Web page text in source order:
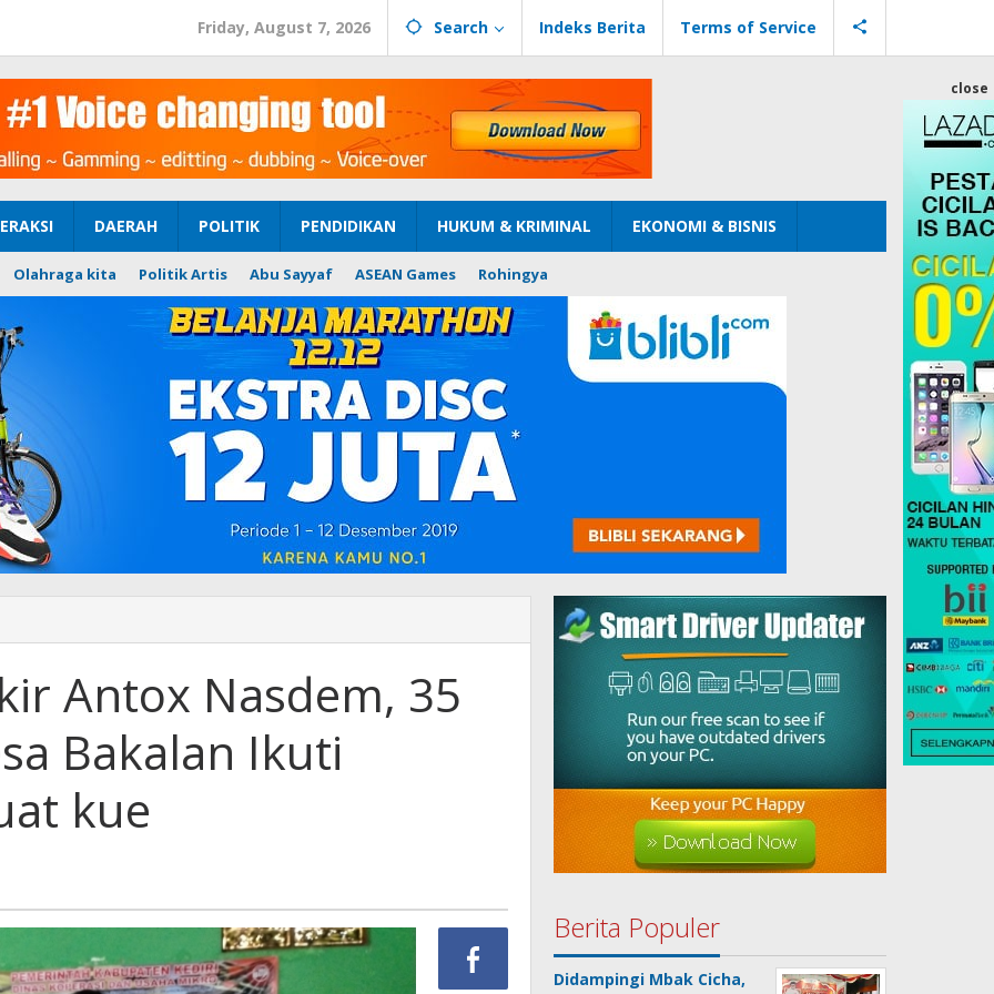
Friday, August 7, 2026 Search Indeks Berita Terms of Service
DAERAH POLITIK PENDIDIKAN HUKUM & KRIMINAL EKONOMI & BISNIS
Olahraga kita Politik Artis Abu Sayyaf ASEAN Games Rohingya
close
Antox Nasdem, 35
Bakalan Ikuti
kue
Berita Populer
Didampingi Mbak Cicha,